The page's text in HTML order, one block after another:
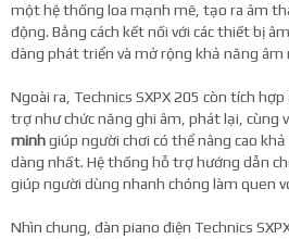
một hệ thống loa mạnh mẽ, tạo ra âm
động. Bằng cách kết nối với các thiết bị
dàng phát triển và mở rộng khả năng âm
Ngoài ra, Technics SXPX 205 còn tích
trợ như chức năng ghi âm, phát lại, cùng
minhgiúp người chơi có thể nâng cao
dàng nhất. Hệ thống hỗ trợ hướng dẫn
giúp người dùng nhanh chóng làm quen
Nhìn chung, đàn piano điện Technics